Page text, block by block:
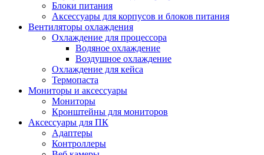
Блоки питания
Аксессуары для корпусов и блоков питания
Вентиляторы охлаждения
Охлаждение для процессора
Водяное охлаждение
Воздушное охлаждение
Охлаждение для кейса
Термопаста
Мониторы и аксессуары
Мониторы
Кронштейны для мониторов
Аксессуары для ПК
Адаптеры
Контроллеры